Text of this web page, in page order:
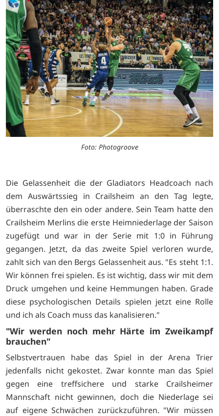
Foto: Photogroove
Die Gelassenheit die der Gladiators Headcoach nach
dem Auswärtssieg in Crailsheim an den Tag legte,
überraschte den ein oder andere. Sein Team hatte den
Crailsheim Merlins die erste Heimniederlage der Saison
zugefügt und war in der Serie mit 1:0 in Führung
gegangen. Jetzt, da das zweite Spiel verloren wurde,
zahlt sich van den Bergs Gelassenheit aus. "Es steht 1:1.
Wir können frei spielen. Es ist wichtig, dass wir mit dem
Druck umgehen und keine Hemmungen haben. Grade
diese psychologischen Details spielen jetzt eine Rolle
und ich als Coach muss das kanalisieren."
"Wir werden noch mehr Härte im Zweikampf
brauchen"
Selbstvertrauen habe das Spiel in der Arena Trier
jedenfalls nicht gekostet. Zwar konnte man das Spiel
gegen eine treffsichere und starke Crailsheimer
Mannschaft nicht gewinnen, doch die Niederlage sei
auf eigene Schwächen zurückzuführen. "Wir müssen